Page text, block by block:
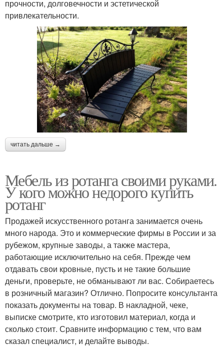
прочности, долговечности и эстетической
привлекательности.
читать дальше →
Мебель из ротанга своими руками.
У кого можно недорого купить
ротанг
Продажей искусственного ротанга занимается очень
много народа. Это и коммерческие фирмы в России и за
рубежом, крупные заводы, а также мастера,
работающие исключительно на себя. Прежде чем
отдавать свои кровные, пусть и не такие большие
деньги, проверьте, не обманывают ли вас. Собираетесь
в розничный магазин? Отлично. Попросите консультанта
показать документы на товар. В накладной, чеке,
выписке смотрите, кто изготовил материал, когда и
сколько стоит. Сравните информацию с тем, что вам
сказал специалист, и делайте выводы.